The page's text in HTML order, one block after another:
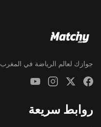
جوازك لعالم الرياضة في المغرب
روابط سريعة